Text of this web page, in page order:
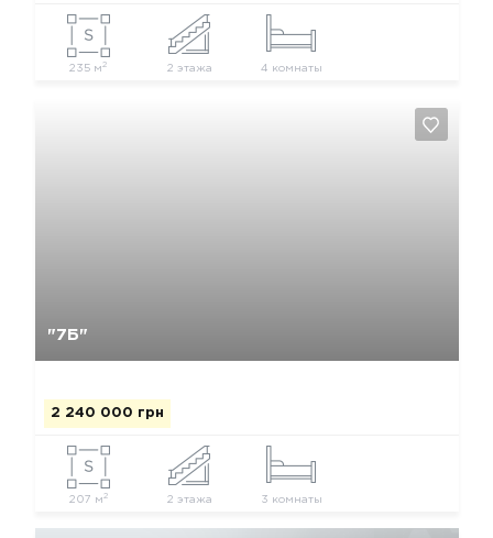
235 м 2 2 этажа 4 комнаты
"7Б"
2 240 000 грн
207 м 2 2 этажа 3 комнаты